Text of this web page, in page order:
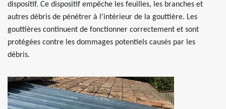
dispositif. Ce dispositif empêche les feuilles, les branches et
autres débris de pénétrer à l'intérieur de la gouttière. Les
gouttières continuent de fonctionner correctement et sont
protégées contre les dommages potentiels causés par les
débris.